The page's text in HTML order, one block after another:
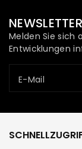
NEWSLETTER
Melden Sie sich
Entwicklungen
E-Mail